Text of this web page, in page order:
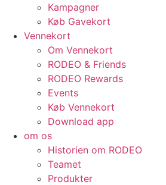
Kampagner
Køb Gavekort
Vennekort
Om Vennekort
RODEO & Friends
RODEO Rewards
Events
Køb Vennekort
Download app
om os
Historien om RODEO
Teamet
Produkter